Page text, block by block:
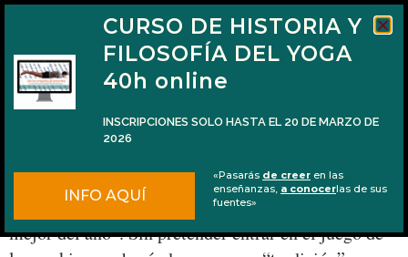
5 canciones espirituales de 2014
Se acaba el 2014 y todo el mundo hace listas con “lo
mejor del año”. Sin pretender entrar en el juego de
CURSO DE HISTORIA Y
FILOSOFÍA DEL YOGA
40h online
INSCRIPCIONES SOLO HASTA EL 20 DE MARZO DE
2026
INFO AQUÍ
«Pasarás de creer en las
enseñanzas, a conocerlas de sus
fuentes»